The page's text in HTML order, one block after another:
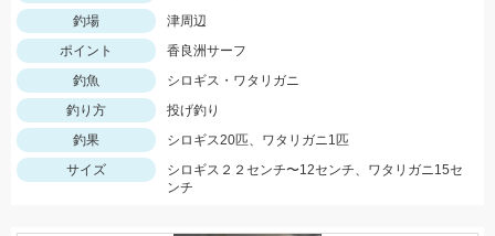
釣場
津周辺
ポイント
香良洲サーフ
釣魚
シロギス・ワタリガニ
釣り方
投げ釣り
釣果
シロギス20匹、ワタリガニ1匹
サイズ
シロギス２２センチ〜12センチ、ワタリガニ15セ
ンチ